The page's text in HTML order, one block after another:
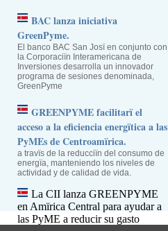
BAC lanza iniciativa
GreenPyme.
El banco BAC San Josï en conjunto con
la Corporaciïn Interamericana de
Inversiones desarrolla un innovador
programa de sesiones denominada,
GreenPyme
GREENPYME facilitarï el
acceso a la eficiencia energïtica a las
PyMEs de Centroamïrica.
a travïs de la reducciïn del consumo de
energïa, manteniendo los niveles de
actividad y de calidad de vida.
La CII lanza GREENPYME
en Amïrica Central para ayudar a
las PyME a reducir su gasto